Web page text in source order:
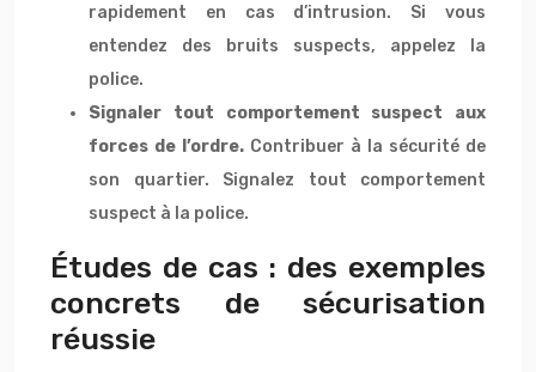
rapidement en cas d’intrusion. Si vous
entendez des bruits suspects, appelez la
police.
Signaler tout comportement suspect aux
forces de l’ordre. Contribuer à la sécurité de
son quartier. Signalez tout comportement
suspect à la police.
Études de cas : des exemples
concrets de sécurisation
réussie